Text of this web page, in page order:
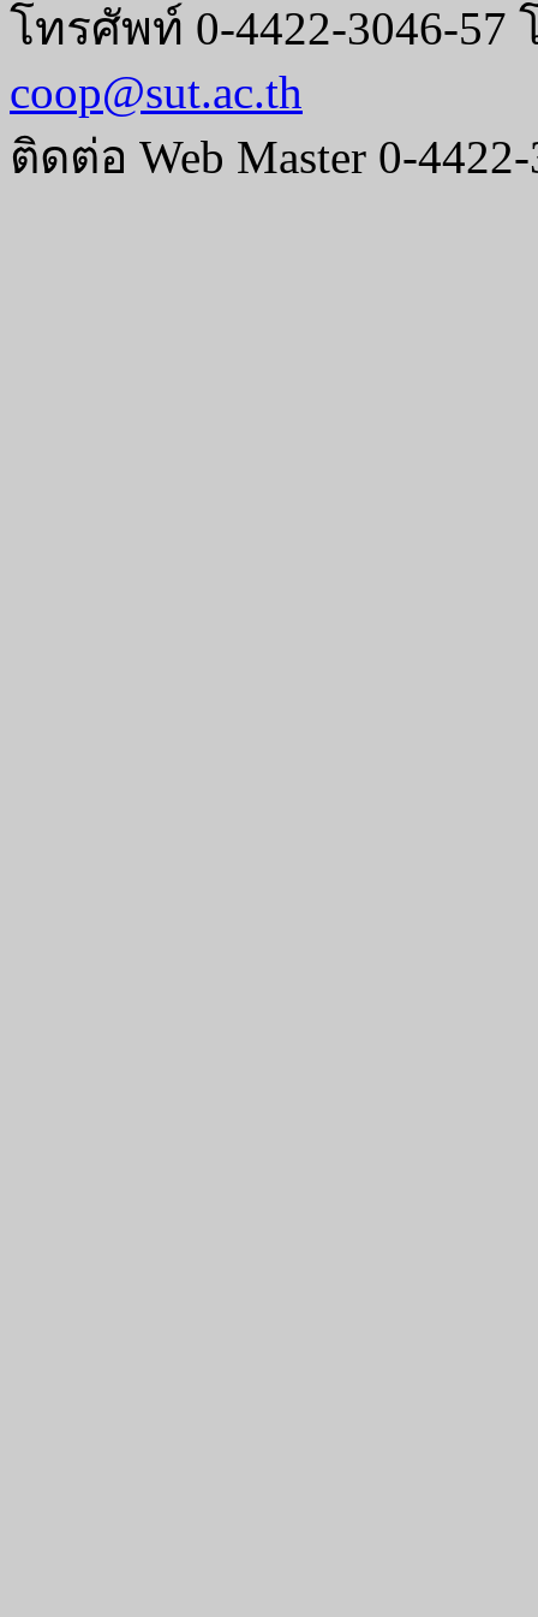
โทรศัพท์ 0-4422-3046-57
coop@sut.ac.th
ติดต่อ Web Master 0-